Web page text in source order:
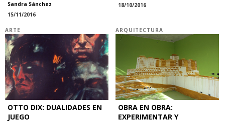
Sandra Sánchez
15/11/2016
18/10/2016
ARTE
OTTO DIX: DUALIDADES EN
JUEGO
ARQUITECTURA
OBRA EN OBRA:
EXPERIMENTAR Y